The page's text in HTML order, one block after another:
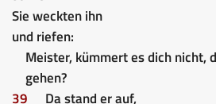
Sie weckten ihn
und riefen:
Meister, kümmert es dich nicht,
gehen?
39
Da stand er auf,